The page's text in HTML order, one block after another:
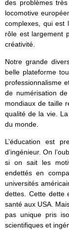
des problèmes
locomotive
complexes, qui est
rôle est largement
créativité.
Notre grande
belle plateforme
professionnalisme
de numérisation
mondiaux de taille
qualité de la vie.
du monde.
L’éducation est
d’ingénieur. On
si on sait les
endettés en
universités
dettes. Cette dette
santé aux USA.
pas unique pris
scientifiques et